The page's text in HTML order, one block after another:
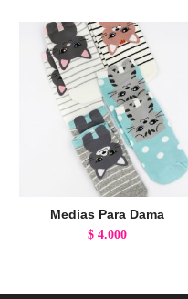
Medias Para Dama
$4.000